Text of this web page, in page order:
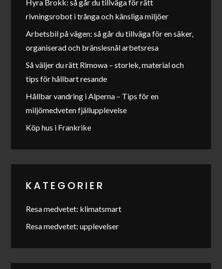
Hyra Brokk: så går du tillväga för rätt
rivningsrobot i trånga och känsliga miljöer
Arbetsbil på vägen: så går du tillväga för en säker,
organiserad och bränslesnål arbetsresa
Så väljer du rätt Rimowa – storlek, material och
tips för hållbart resande
Hållbar vandring i Alperna – Tips för en
miljömedveten fjällupplevelse
Köp hus i Frankrike
KATEGORIER
Resa medvetet: klimatsmart
Resa medvetet: upplevelser